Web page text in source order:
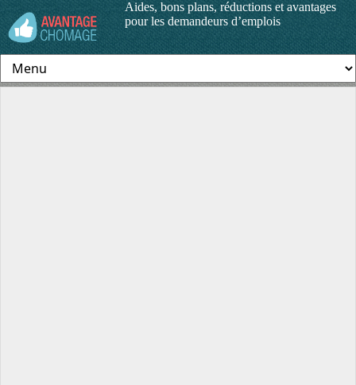
Aides, bons plans, réductions et avantages
pour les demandeurs d’emplois